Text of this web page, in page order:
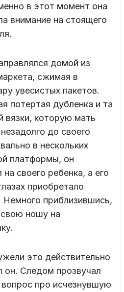
в этот момент она
внимание на стоящего
домой из
сжимая в
увесистых пакетов.
потертая дубленка и та
вязки, которую мать
до своего
в нескольких
платформы, он
своего ребенка, а его
приобретало
Немного приблизившись,
свою ношу на
это действительно
он. Следом прозвучал
про исчезнувшую